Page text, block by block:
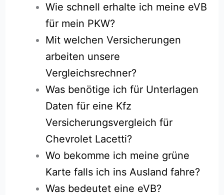
Wie schnell erhalte ich meine eVB
für mein PKW?
Mit welchen Versicherungen
arbeiten unsere
Vergleichsrechner?
Was benötige ich für Unterlagen
Daten für eine Kfz
Versicherungsvergleich für
Chevrolet Lacetti?
Wo bekomme ich meine grüne
Karte falls ich ins Ausland fahre?
Was bedeutet eine eVB?